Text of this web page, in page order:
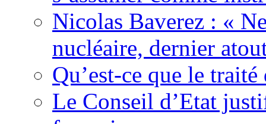
Nicolas Baverez : «
nucléaire, dernier
Qu’est-ce que le traité
Le Conseil d’Etat